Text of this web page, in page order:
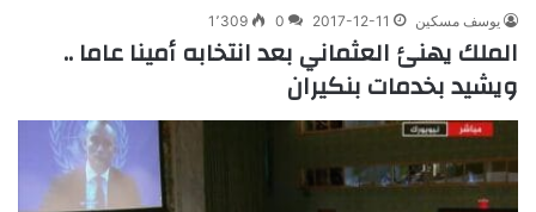
يوسف مسكين 2017-12-11
0 1٬309
الملك يهنئ العثماني بعد انتخابه أمينا عاما ..
ويشيد بخدمات بنكيران